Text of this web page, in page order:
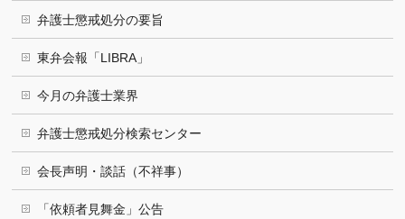
弁護士懲戒処分の要旨
東弁会報「LIBRA」
今月の弁護士業界
弁護士懲戒処分検索センター
会長声明・談話（不祥事）
「依頼者見舞金」公告